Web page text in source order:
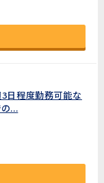
日程度勤務可能な
...